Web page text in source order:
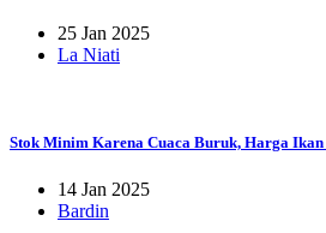
25 Jan 2025
La Niati
Stok Minim Karena Cuaca Buruk, Harga
14 Jan 2025
Bardin